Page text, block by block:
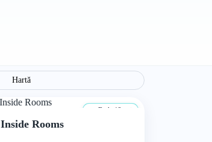
Hartă
De la 12 ani
Inside Rooms